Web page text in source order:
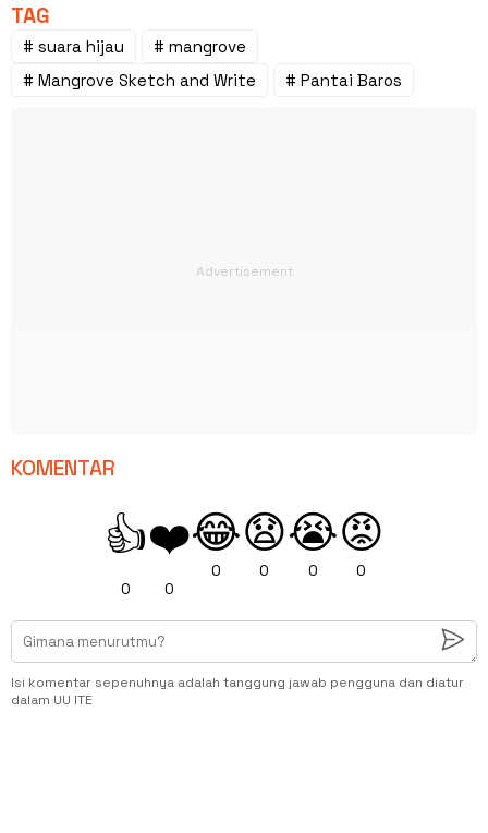
TAG
# suara hijau
# mangrove
# Mangrove Sketch and Write
# Pantai Baros
KOMENTAR
👍
0
❤️
0
😂
0
😧
0
😭
0
😡
0
Isi komentar sepenuhnya adalah tanggung jawab pengguna dan diatur
dalam UU ITE